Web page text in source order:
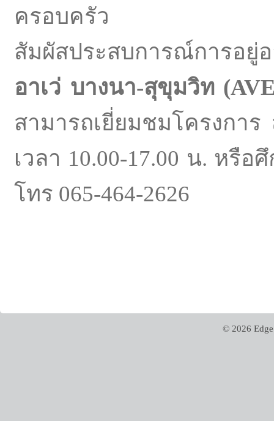
ครอบครัว
สัมผัสประสบการณ์การอยู่
อาเว่ บางนา-สุขุมวิท
สามารถเยี่ยมชมโครงกา
เวลา 10.00-17.00 น. หรื
โทร 065-464-2626
© 2026